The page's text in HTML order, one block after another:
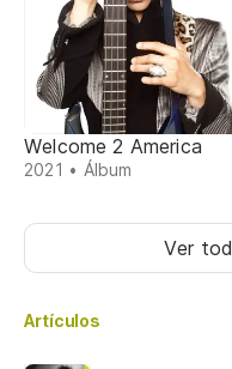
Welcome 2 America
2021 • Álbum
Ver
Artículos